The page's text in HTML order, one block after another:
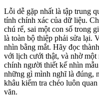
Lỗi dễ gặp nhất là tập trung
tính chính xác của dữ liệu.
chú rể, sai một con số trong
là toàn bộ thiệp phải sửa lại.
nhìn bằng mắt. Hãy đọc
với lịch cưới thật, và nhờ
chính người thiết kế nhìn
những gì mình nghĩ là đúng,
khâu kiểm tra chéo luôn
văn.